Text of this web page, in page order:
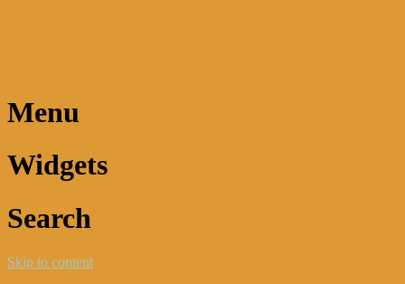
Menu
Widgets
Search
Skip to content